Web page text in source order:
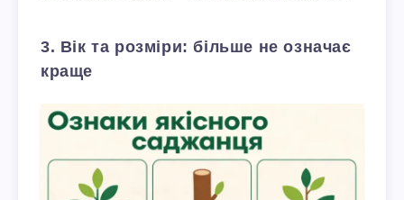
3. Вік та розміри: більше не означає
краще